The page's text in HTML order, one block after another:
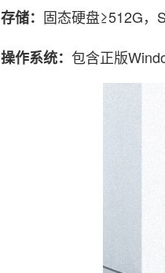
存储： 固态硬盘≥512G，
操作系统： 包含正版